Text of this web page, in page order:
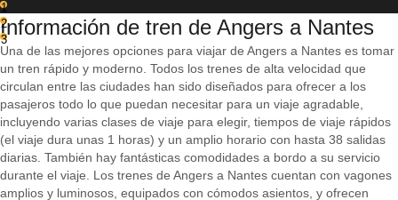
1
2
3
Información de tren de Angers a Nantes
Una de las mejores opciones para viajar de Angers a Nantes es tomar
un tren rápido y moderno. Todos los trenes de alta velocidad que
circulan entre las ciudades han sido diseñados para ofrecer a los
pasajeros todo lo que puedan necesitar para un viaje agradable,
incluyendo varias clases de viaje para elegir, tiempos de viaje rápidos
(el viaje dura unas 1 horas) y un amplio horario con hasta 38 salidas
diarias. También hay fantásticas comodidades a bordo a su servicio
durante el viaje. Los trenes de Angers a Nantes cuentan con vagones
amplios y luminosos, equipados con cómodos asientos, y ofrecen